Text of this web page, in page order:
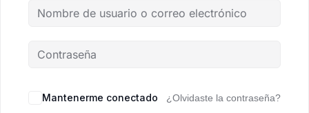
Mantenerme conectado ¿Olvidaste la contraseña?